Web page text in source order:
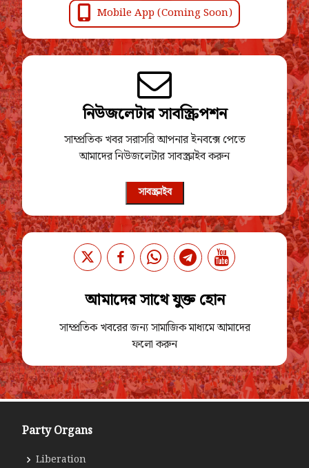
Mobile App (Coming Soon)
নিউজলেটার সাবস্ক্রিপশন
সাম্প্রতিক খবর সরাসরি আপনার ইনবক্সে পেতে
আমাদের নিউজলেটার সাবস্ক্রাইব করুন
সাবস্ক্রাইব
আমাদের সাথে যুক্ত হোন
সাম্প্রতিক খবরের জন্য সামাজিক মাধ্যমে আমাদের
ফলো করুন
Party Organs
Liberation